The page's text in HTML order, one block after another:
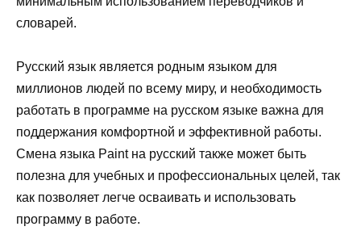
словарей.
Русский язык является родным языком для
миллионов людей по всему миру, и необходимость
работать в программе на русском языке важна для
поддержания комфортной и эффективной работы.
Смена языка Paint на русский также может быть
полезна для учебных и профессиональных целей, так
как позволяет легче осваивать и использовать
программу в работе.